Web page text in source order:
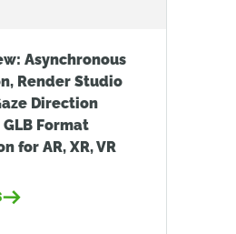
Asynchronous
Render Studio
Direction
Format
for AR, XR, VR